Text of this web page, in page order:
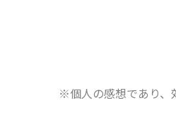
※個人の感想であり、